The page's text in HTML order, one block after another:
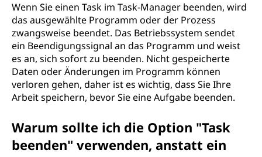
Wenn Sie einen Task im Task-Manager beenden, wird
das ausgewählte Programm oder der Prozess
zwangsweise beendet. Das Betriebssystem sendet
ein Beendigungssignal an das Programm und weist
es an, sich sofort zu beenden. Nicht gespeicherte
Daten oder Änderungen im Programm können
verloren gehen, daher ist es wichtig, dass Sie Ihre
Arbeit speichern, bevor Sie eine Aufgabe beenden.
Warum sollte ich die Option "Task
beenden" verwenden, anstatt ein